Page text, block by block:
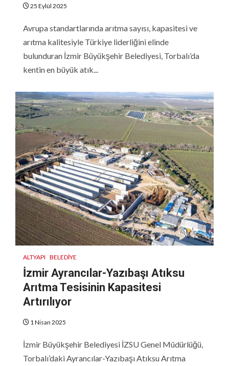
25 Eylül 2025
Avrupa standartlarında arıtma sayısı, kapasitesi ve
arıtma kalitesiyle Türkiye liderliğini elinde
bulunduran İzmir Büyükşehir Belediyesi, Torbalı’da
kentin en büyük atık...
ALTYAPI BELEDIYE
İzmir Ayrancılar-Yazıbaşı Atıksu
Arıtma Tesisinin Kapasitesi
Artırılıyor
1 Nisan 2025
İzmir Büyükşehir Belediyesi İZSU Genel Müdürlüğü,
Torbalı’daki Ayrancılar-Yazıbaşı Atıksu Arıtma